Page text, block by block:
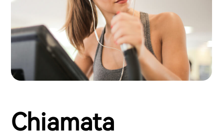
Chiamata